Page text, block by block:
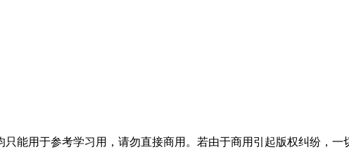
能用于参考学习用，请勿直接商用。若由于商用引起版权纠纷，